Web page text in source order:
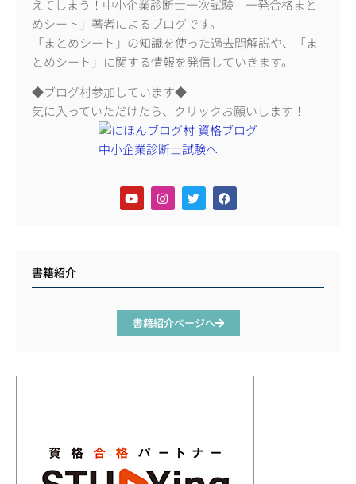
えてしまう！中小企業診断士一次試験 一発合格まと
めシート」著者によるブログです。
「まとめシート」の知識を使った過去問解説や、「ま
とめシート」に関する情報を発信していきます。
◆ブログ村参加しています◆
気に入っていただけたら、クリックお願いします！
書籍紹介
書籍紹介ページへ